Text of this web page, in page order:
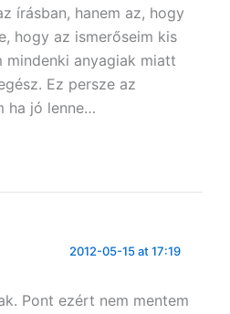
írásban, hanem az, hogy
hogy az ismerőseim kis
anyagiak miatt
Ez persze az
ha jó lenne…
2012-05-15 at 17:19
Pont ezért nem mentem